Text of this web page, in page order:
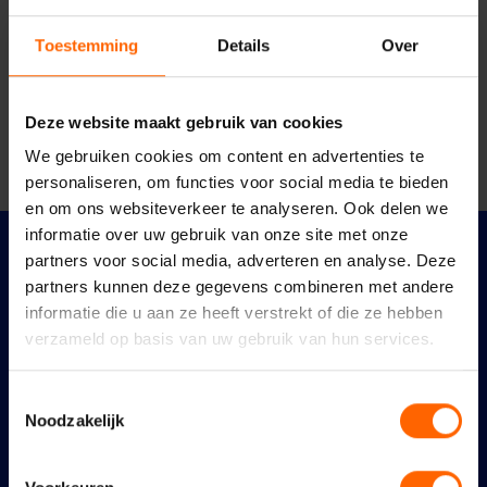
Toestemming Details Over
Deze website maakt gebruik van cookies
We gebruiken cookies om content en advertenties te
personaliseren, om functies voor social media te bieden
en om ons websiteverkeer te analyseren. Ook delen we
informatie over uw gebruik van onze site met onze
partners voor social media, adverteren en analyse. Deze
partners kunnen deze gegevens combineren met andere
informatie die u aan ze heeft verstrekt of die ze hebben
verzameld op basis van uw gebruik van hun services.
Noodzakelijk
onderwerp?
Neem dan nu contact op met Niek Kraut.
Meer nieuws